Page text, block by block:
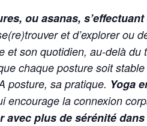
ou asanas,
et d’explorer ou
son quotidien, au-delà du
chaque posture soit
posture, sa pratique. Yoga
encourage la connexion
avec plus de sérénité